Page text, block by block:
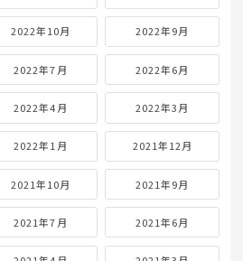
2022年10月 2022年9月
2022年7月 2022年6月
2022年4月 2022年3月
2022年1月 2021年12月
2021年10月 2021年9月
2021年7月 2021年6月